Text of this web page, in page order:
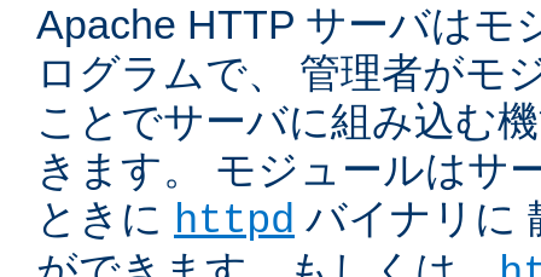
Apache HTTP サーバはモ
ログラムで、 管理者がモ
ことでサーバに組み込む
きます。 モジュールはサ
ときに httpd バイナリに